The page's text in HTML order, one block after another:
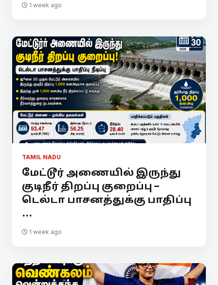
1 week ago
TAMIL NADU
மேட்டூர் அணையில் இருந்து
குடிநீர் திறப்பு குறைப்பு –
டெல்டா பாசனத்துக்கு பாதிப்பு
...
1 week ago